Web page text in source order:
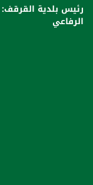
رئيس بلدية
الرفاعي